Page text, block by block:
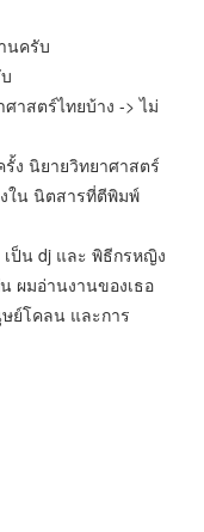
นครับ
าสตร์ไทยบ้าง -> ไม่
รั้ง นิยายวิทยาศาสตร์
ใน นิตสารที่ตีพิมพ์
ป็น dj และ พิธีกรหญิง
ผมอ่านงานของเธอ
ษย์โคลน และการ